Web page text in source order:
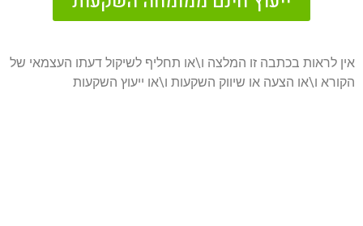
אין לראות בכתבה זו המלצה ו\או תחליף לשיקול דעתו העצמאי של
הקורא ו\או הצעה או שיווק השקעות ו\או ייעוץ השקעות